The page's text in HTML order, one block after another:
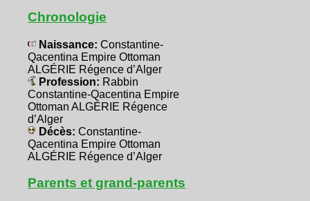
Chronologie
Naissance: Constantine-
Qacentina Empire Ottoman
ALGÉRIE Régence d’Alger
Profession: Rabbin
Constantine-Qacentina Empire
Ottoman ALGÉRIE Régence
d’Alger
Décès: Constantine-
Qacentina Empire Ottoman
ALGÉRIE Régence d’Alger
Parents et grand-parents